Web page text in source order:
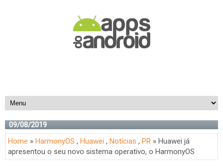
09/08/2019
Home » HarmonyOS , Huawei , Notícias , PR » Huawei já
apresentou o seu novo sistema operativo, o HarmonyOS